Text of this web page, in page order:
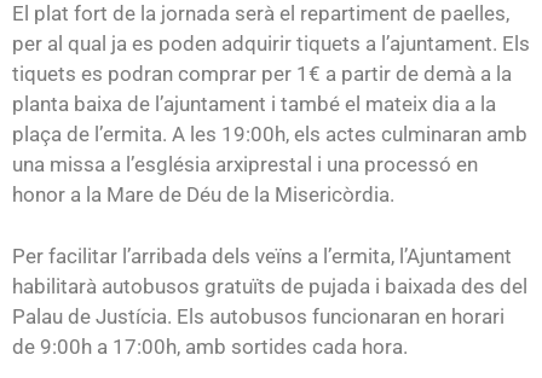
El plat fort de la jornada serà el repartiment de paelles,
per al qual ja es poden adquirir tiquets a l’ajuntament. Els
tiquets es podran comprar per 1€ a partir de demà a la
planta baixa de l’ajuntament i també el mateix dia a la
plaça de l’ermita. A les 19:00h, els actes culminaran amb
una missa a l’església arxiprestal i una processó en
honor a la Mare de Déu de la Misericòrdia.
Per facilitar l’arribada dels veïns a l’ermita, l’Ajuntament
habilitarà autobusos gratuïts de pujada i baixada des del
Palau de Justícia. Els autobusos funcionaran en horari
de 9:00h a 17:00h, amb sortides cada hora.